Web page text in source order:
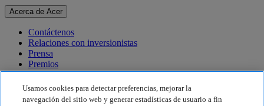
Acerca de Acer
Contáctenos
Relaciones con inversionistas
Prensa
Premios
Eventos
Sostenibilidad
Usamos cookies para detectar preferencias, mejorar la
navegación del sitio web y generar estadísticas de usuario a fin